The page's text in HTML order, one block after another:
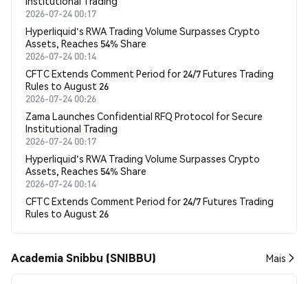
2026-07-24 00:17
Hyperliquid's RWA Trading Volume Surpasses Crypto
Assets, Reaches 54% Share
2026-07-24 00:14
CFTC Extends Comment Period for 24/7 Futures Trading
Rules to August 26
2026-07-24 00:26
Zama Launches Confidential RFQ Protocol for Secure
Institutional Trading
2026-07-24 00:17
Hyperliquid's RWA Trading Volume Surpasses Crypto
Assets, Reaches 54% Share
2026-07-24 00:14
CFTC Extends Comment Period for 24/7 Futures Trading
Rules to August 26
Academia Snibbu (SNIBBU) Mais